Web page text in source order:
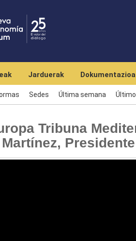
Jarduerak Dokumentazioa
Sedes Última semana
Tribuna